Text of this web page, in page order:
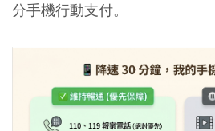
分手機行動支付。